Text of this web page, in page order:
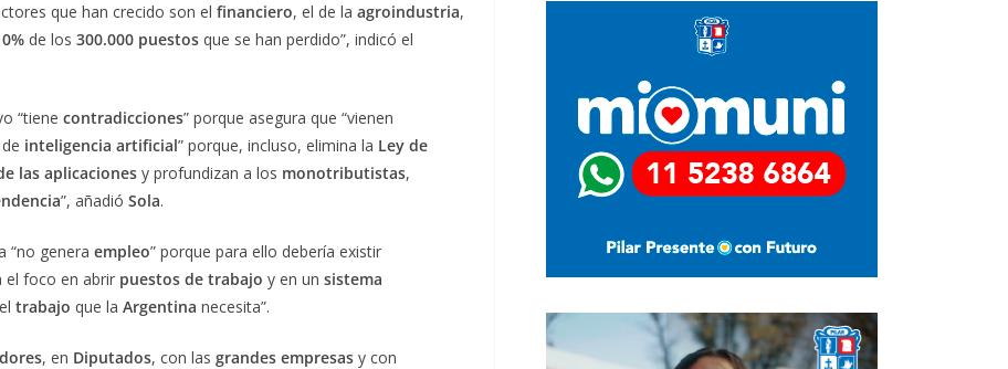
que han crecido son el financiero, el de la agroindustria,
de los 300.000 puestos que se han perdido”, indicó el
“tiene contradicciones” porque asegura que “vienen
inteligencia artificial” porque, incluso, elimina la Ley de
las aplicaciones y profundizan a los monotributistas,
”, añadió Sola.
“no genera empleo” porque para ello debería existir
el foco en abrir puestos de trabajo y en un sistema
trabajo que la Argentina necesita”.
, en Diputados, con las grandes empresas y con